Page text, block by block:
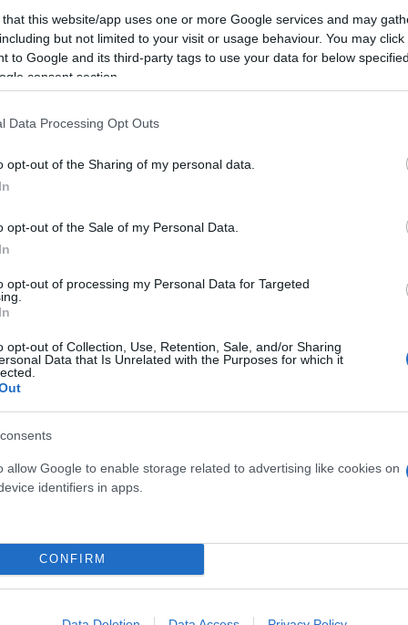
that this website/app uses one or more Google services and may
but not limited to your visit or usage behaviour. You may
to Google and its third-party tags to use your data for below
consent section.
Data Processing Opt Outs
opt-out of the Sharing of my personal data.
opt-out of the Sale of my Personal Data.
opt-out of processing my Personal Data for Targeted
opt-out of Collection, Use, Retention, Sale, and/or Sharing
Data that Is Unrelated with the Purposes for which it
allow Google to enable storage related to advertising like cookies on
identifiers in apps.
CONFIRM
ΕΛΚ - Ευρωπαϊκό Λαϊκό Κόμμα Κάθετος
στην παρουσίαση του
(video)
"φιλίες" μεταξύ